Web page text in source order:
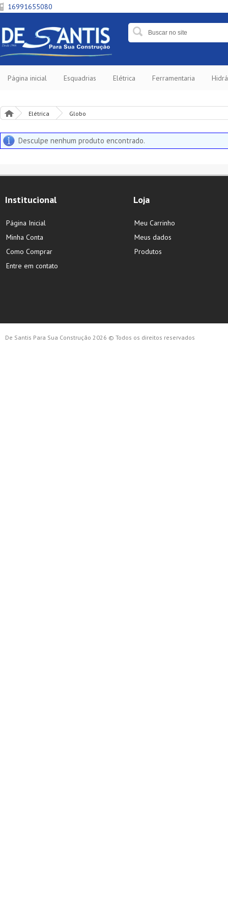
16991655080
Página inicial Esquadrias Elétrica Ferramentaria
Elétrica Globo
Desculpe nenhum produto encontrado.
Institucional
Página Inicial
Minha Conta
Como Comprar
Entre em contato
Loja
Meu Carrinho
Meus dados
Produtos
De Santis Para Sua Construção 2026 © Todos os direitos reservados